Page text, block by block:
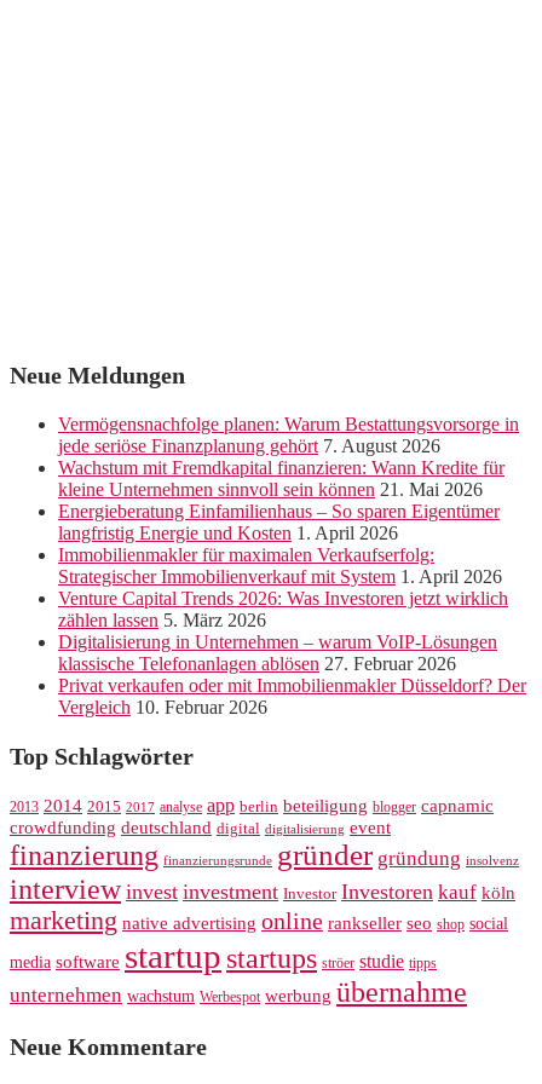
Neue Meldungen
Vermögensnachfolge planen: Warum Bestattungsvorsorge in
jede seriöse Finanzplanung gehört 7. August 2026
Wachstum mit Fremdkapital finanzieren: Wann Kredite für
kleine Unternehmen sinnvoll sein können 21. Mai 2026
Energieberatung Einfamilienhaus – So sparen Eigentümer
langfristig Energie und Kosten 1. April 2026
Immobilienmakler für maximalen Verkaufserfolg:
Strategischer Immobilienverkauf mit System 1. April 2026
Venture Capital Trends 2026: Was Investoren jetzt wirklich
zählen lassen 5. März 2026
Digitalisierung in Unternehmen – warum VoIP-Lösungen
klassische Telefonanlagen ablösen 27. Februar 2026
Privat verkaufen oder mit Immobilienmakler Düsseldorf? Der
Vergleich 10. Februar 2026
Top Schlagwörter
2013 2014 2015 2017 analyse app berlin beteiligung blogger capnamic
crowdfunding deutschland digital digitalisierung event
finanzierung finanzierungsrunde gründer gründung insolvenz
interview invest investment Investor Investoren kauf köln
marketing native advertising online rankseller seo shop social
media software startup startups ströer studie tipps
unternehmen wachstum Werbespot werbung übernahme
Neue Kommentare